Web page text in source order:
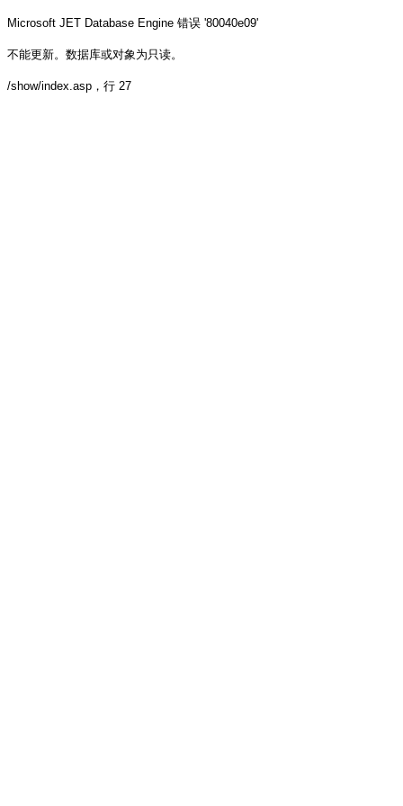
Microsoft JET Database Engine 错误 '80040e09'
不能更新。数据库或对象为只读。
/show/index.asp ，行 27